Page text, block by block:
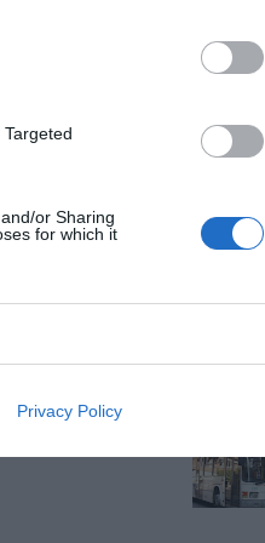
or Sharing
for which it
Privacy Policy
το απόγευμα
2026.
να δουν τα